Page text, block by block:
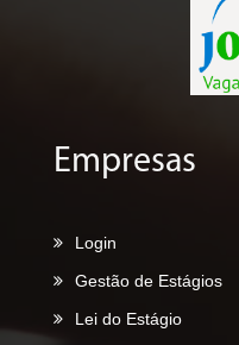
Empresas
Login
Gestão de Estágios
Lei do Estágio